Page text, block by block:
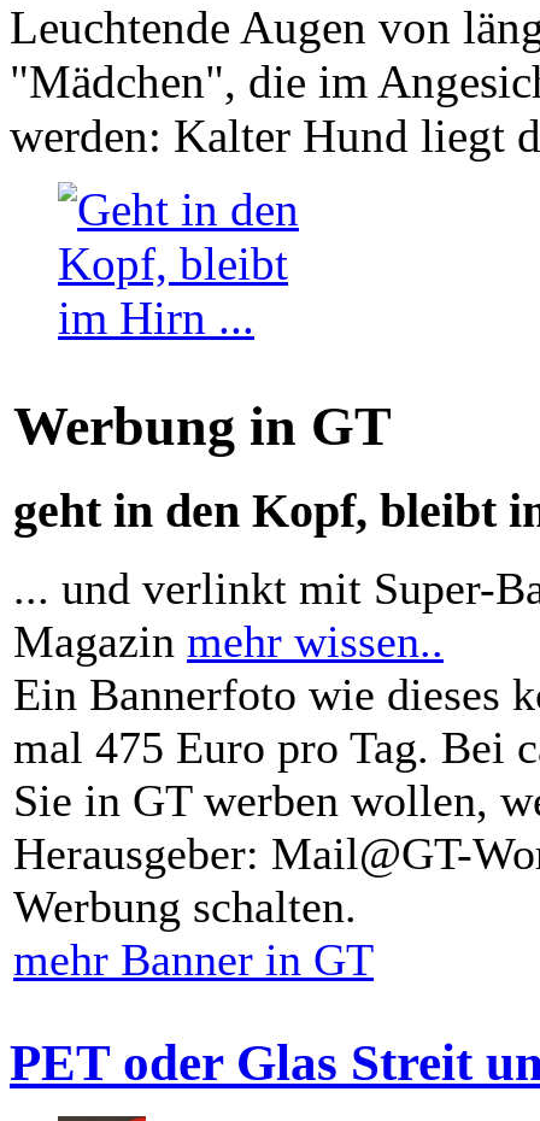
Leuchtende Augen von
"Mädchen", die im
werden: Kalter Hund liegt
Werbung in GT
geht in den Kopf, bleibt
... und verlinkt mit Super-
Magazin mehr wissen..
Ein Bannerfoto wie dieses
mal 475 Euro pro Tag. Bei
Sie in GT werben wollen,
Herausgeber: Mail@GT-
Werbung schalten.
mehr Banner in GT
PET oder Glas Streit